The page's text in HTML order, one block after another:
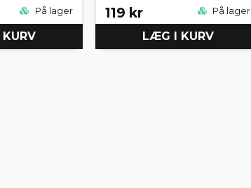
På lager 119 kr På lager
LÆG I KURV